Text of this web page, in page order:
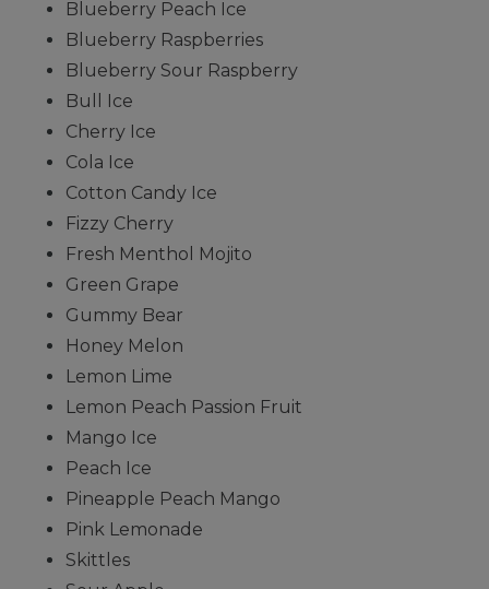
Blueberry Peach Ice
Blueberry Raspberries
Blueberry Sour Raspberry
Bull Ice
Cherry Ice
Cola Ice
Cotton Candy Ice
Fizzy Cherry
Fresh Menthol Mojito
Green Grape
Gummy Bear
Honey Melon
Lemon Lime
Lemon Peach Passion Fruit
Mango Ice
Peach Ice
Pineapple Peach Mango
Pink Lemonade
Skittles